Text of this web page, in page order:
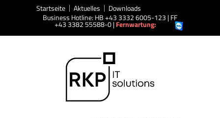
Startseite Aktuelles
Downloads
Business Hotline: HB +43 3332 6005-123 | FF
+43 3382 55588-0 |Fernwartung: